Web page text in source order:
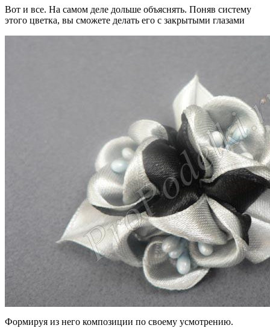
Вот и все. На самом деле дольше объяснять. Поняв систему
этого цветка, вы сможете делать его с закрытыми глазами
Формируя из него композиции по своему усмотрению.